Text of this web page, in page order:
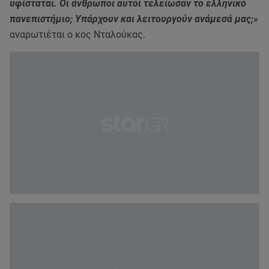
υφίσταται. Οι άνθρωποι αυτοί τελείωσαν το ελληνικό
πανεπιστήμιο; Υπάρχουν και λειτουργούν ανάμεσά μας;»
αναρωτιέται ο κος Νταλούκας.